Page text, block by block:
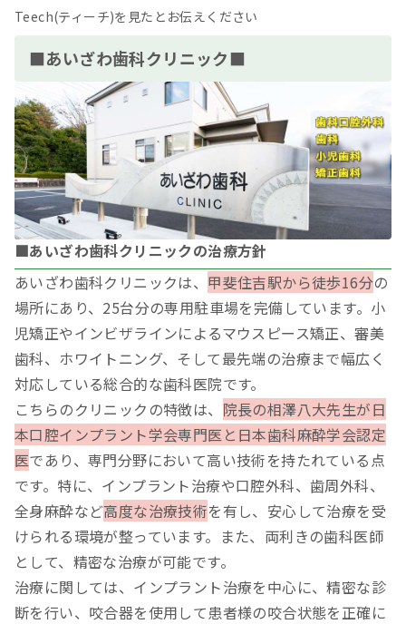
Teech(ティーチ)を見たとお伝えください
■あいざわ歯科クリニック■
■あいざわ歯科クリニックの治療方針
あいざわ歯科クリニックは、 甲斐住吉駅から徒歩16分の
場所にあり、25台分の専用駐車場を完備しています。小
児矯正やインビザラインによるマウスピース矯正、審美
歯科、ホワイトニング、そして最先端の治療まで幅広く
対応している総合的な歯科医院です。
こちらのクリニックの特徴は、 院長の相澤八大先生が日
本口腔インプラント学会専門医と日本歯科麻酔学会認定
医であり、専門分野において高い技術を持たれている点
です。特に、インプラント治療や口腔外科、歯周外科、
全身麻酔など高度な治療技術を有し、安心して治療を受
けられる環境が整っています。また、両利きの歯科医師
として、精密な治療が可能です。
治療に関しては、インプラント治療を中心に、精密な診
断を行い、咬合器を使用して患者様の咬合状態を正確に